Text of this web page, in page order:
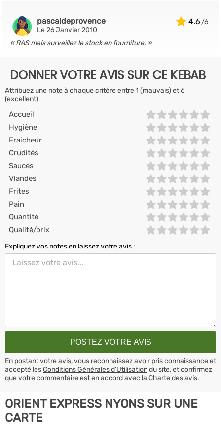
4.6
pascaldeprovence
Le 26 Janvier 2010
RAS mais surveillez le stock en fourniture.
DONNER VOTRE AVIS SUR CE KEBAB
Attribuez une note à chaque critère entre 1 (mauvais) et 6
(excellent)
Accueil
Hygiène
Fraicheur
Crudités
Sauces
Viandes
Frites
Pain
Quantité
Qualité/prix
Expliquez vos notes en laissez votre avis :
En postant votre avis, vous reconnaissez avoir pris connaissance et
accepté lesConditions Générales d’Utilisationdu site, et confirmez
que votre commentaire est en accord avec la Charte des avis.
ORIENT EXPRESS NYONS SUR UNE
CARTE